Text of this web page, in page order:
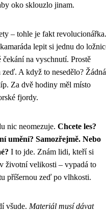
oko sklouzlo jinam.
– tohle je fakt revolucionářka.
lepit si jednu do
na vyschnutí. Prostě
A když to nesedělo? Žádná
Za dvě hodiny měl místo
fjordy.
nic neomezuje. Chcete les?
umění? Samozřejmě. Nebo
I to jde. Znám lidi, kteří si
životní velikosti – vypadá to
příšernou zeď po vlhkosti.
všude. Materiál musí dávat